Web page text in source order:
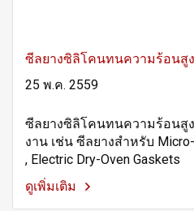
ซีลยางซิลิโคนทนความร้อนสูง
25 พ.ค. 2559
ซีลยางซิลิโคนทนความร้อนสูง
งาน เช่น ซีลยางสำหรับ
, Electric Dry-Oven Gaskets
ดูเพิ่มเติม